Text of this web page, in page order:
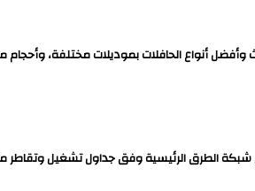
أنواع الحافلات بموديلات مختلفة،
الطرق الرئيسية وفق جداول تشغيل وتقاطر